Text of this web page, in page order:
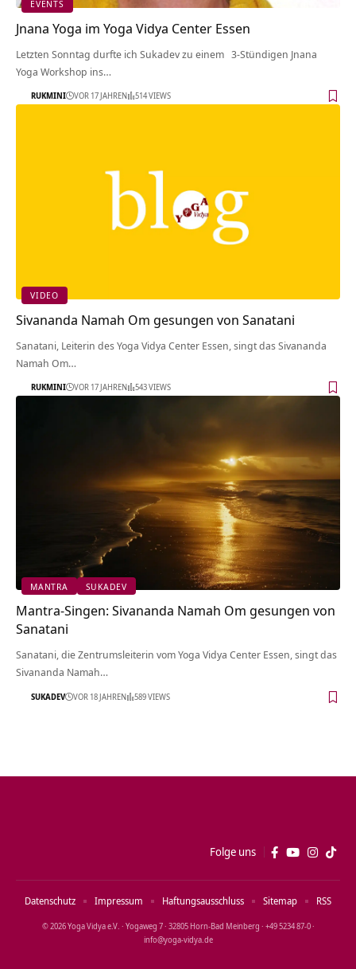
EVENTS
Jnana Yoga im Yoga Vidya Center Essen
Letzten Sonntag durfte ich Sukadev zu einem 3-Stündigen Jnana
Yoga Workshop ins…
RUKMINI VOR 17 JAHREN 514 VIEWS
VIDEO
Sivananda Namah Om gesungen von Sanatani
Sanatani, Leiterin des Yoga Vidya Center Essen, singt das Sivananda
Namah Om…
RUKMINI VOR 17 JAHREN 543 VIEWS
MANTRA SUKADEV
Mantra-Singen: Sivananda Namah Om gesungen von
Sanatani
Sanatani, die Zentrumsleiterin vom Yoga Vidya Center Essen, singt das
Sivananda Namah…
SUKADEV VOR 18 JAHREN 589 VIEWS
Folge uns
© 2026 Yoga Vidya e.V. · Yogaweg 7 · 32805 Horn‑Bad Meinberg · +49 5234 87‑0 ·
info@yoga‑vidya.de
Datenschutz Impressum Haftungsausschluss Sitemap RSS